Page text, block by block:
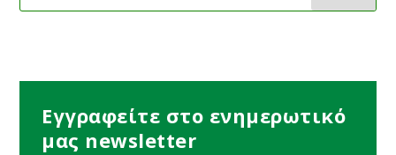
Εγγραφείτε στο ενημερωτικό
μας newsletter